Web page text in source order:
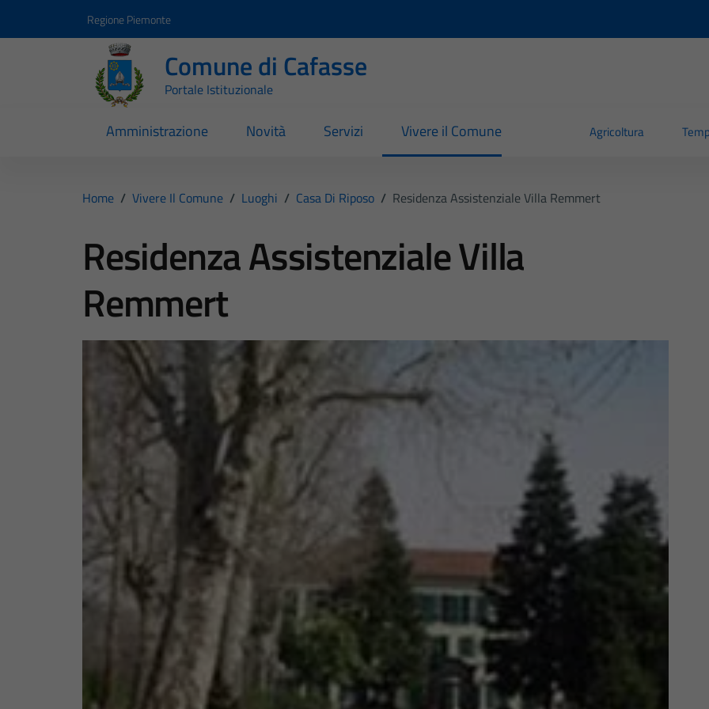
Regione Piemonte
Comune di Cafasse
Portale Istituzionale
Amministrazione Novità Servizi Vivere il Comune Agricoltura
Home / Vivere Il Comune / Luoghi / Casa Di Riposo / Residenza Assistenziale Villa Remmert
Residenza Assistenziale Villa
Remmert